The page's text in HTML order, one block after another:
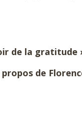
de la gratitude
propos de